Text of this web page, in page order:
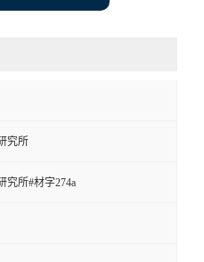
究所
究所#材字274a